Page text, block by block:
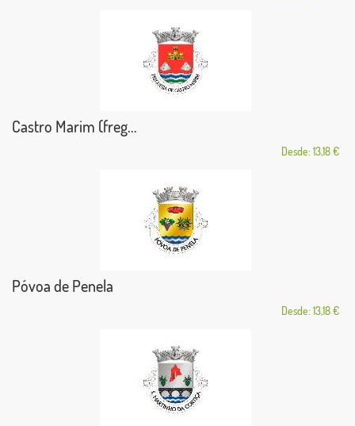
Castro Marim (freg...
Desde: 13,18 €
Póvoa de Penela
Desde: 13,18 €